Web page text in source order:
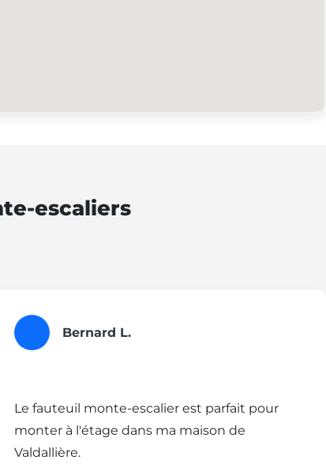
escaliers
Bernard L.
Le fauteuil monte-escalier est parfait pour
monter à l'étage dans ma maison de
Valdallière.